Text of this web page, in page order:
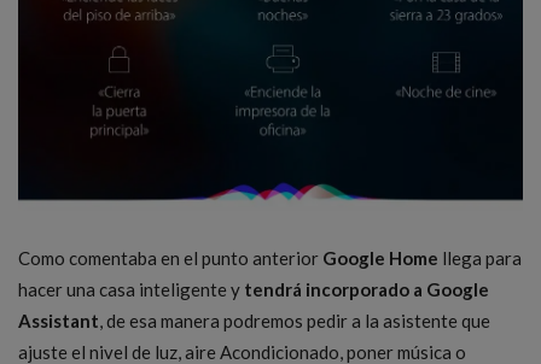
Como comentaba en el punto anterior Google Home llega para
hacer una casa inteligente y tendrá incorporado a Google
Assistant , de esa manera podremos pedir a la asistente que
ajuste el nivel de luz, aire Acondicionado, poner música o